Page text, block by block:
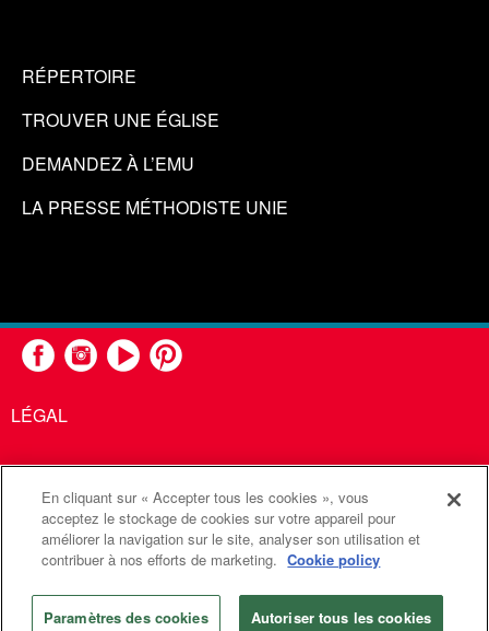
RÉPERTOIRE
TROUVER UNE ÉGLISE
DEMANDEZ À L’EMU
LA PRESSE MÉTHODISTE UNIE
LÉGAL
United Methodist Communications est une agence de l'Église
Méthodiste Unie
Communications Méthodistes Unies. Tous droits
réservés
En cliquant sur « Accepter tous les cookies », vous
acceptez le stockage de cookies sur votre appareil pour
améliorer la navigation sur le site, analyser son utilisation et
contribuer à nos efforts de marketing. Cookie policy
Paramètres des cookies Autoriser tous les cookies